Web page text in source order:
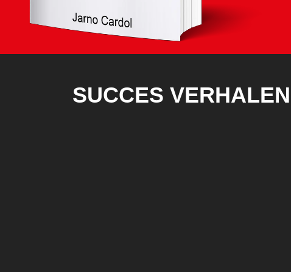
SUCCES